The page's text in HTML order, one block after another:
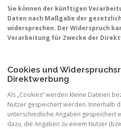
Sie können der künftigen
Daten nach Maßgabe der
widersprechen. Der Widerspruch
Verarbeitung für Zwecke der
Cookies und
Direktwerbung
Als „Cookies“ werden kleine Dateien
Nutzer gespeichert werden. Innerhalb
unterschiedliche Angaben gespeichert
dazu, die Angaben zu einem Nutzer